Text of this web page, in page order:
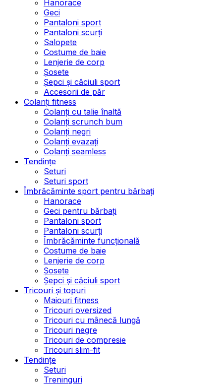
Hanorace
Geci
Pantaloni sport
Pantaloni scurți
Salopete
Costume de baie
Lenjerie de corp
Șosete
Șepci și căciuli sport
Accesorii de păr
Colanți fitness
Colanți cu talie înaltă
Colanți scrunch bum
Colanți negri
Colanți evazați
Colanți seamless
Tendințe
Seturi
Seturi sport
Îmbrăcăminte sport pentru bărbați
Hanorace
Geci pentru bărbați
Pantaloni sport
Pantaloni scurți
Îmbrăcăminte funcțională
Costume de baie
Lenjerie de corp
Șosete
Șepci și căciuli sport
Tricouri și topuri
Maiouri fitness
Tricouri oversized
Tricouri cu mânecă lungă
Tricouri negre
Tricouri de compresie
Tricouri slim-fit
Tendințe
Seturi
Treninguri